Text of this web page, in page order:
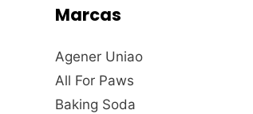
Marcas
Agener Uniao
All For Paws
Baking Soda